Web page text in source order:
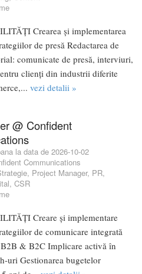
Crearea și implementarea
de presă Redactarea de
comunicate de presă, interviuri,
clienți din industrii diferite
vezi detalii »
@ Confident
la data de 2026-10-02
Communications
, Project Manager, PR,
, CSR
Creare și implementare
de comunicare integrată
& B2C Implicare activă în
uri Gestionarea bugetelor